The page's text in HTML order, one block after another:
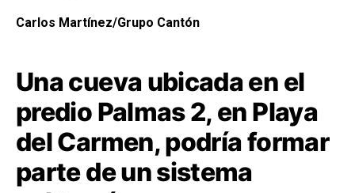
Carlos Martínez/Grupo Cantón
Una cueva ubicada en el
predio Palmas 2, en Playa
del Carmen, podría formar
parte de un sistema